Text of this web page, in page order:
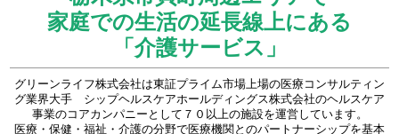
家庭での生活の延長線上にある
「介護サービス」
グリーンライフ株式会社は東証プライム市場上場の医療コンサルティン
グ業界大手 シップヘルスケアホールディングス株式会社のヘルスケア
事業のコアカンパニーとして７０以上の施設を運営しています。
医療・保健・福祉・介護の分野で医療機関とのパートナーシップを基本